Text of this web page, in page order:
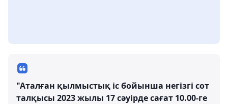
"Аталған қылмыстық іс бойынша негізгі сот
талқысы 2023 жылы 17 сәуірде сағат 10.00-ге